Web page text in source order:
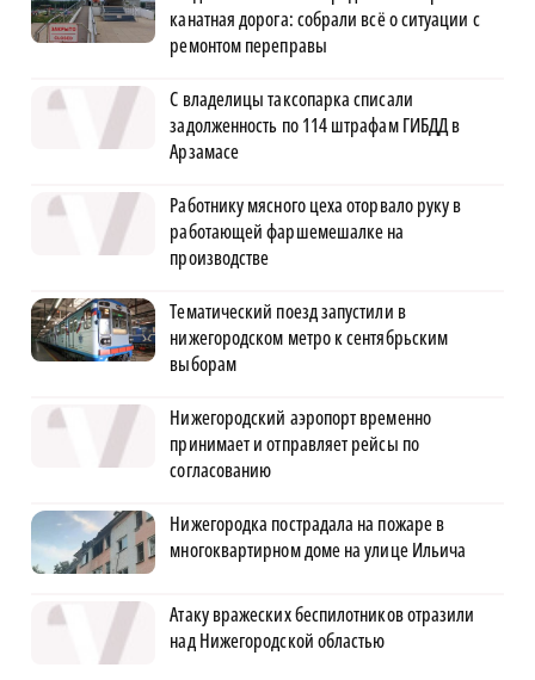
канатная дорога: собрали всё о ситуации с
ремонтом переправы
С владелицы таксопарка списали
задолженность по 114 штрафам ГИБДД в
Арзамасе
Работнику мясного цеха оторвало руку в
работающей фаршемешалке на
производстве
Тематический поезд запустили в
нижегородском метро к сентябрьским
выборам
Нижегородский аэропорт временно
принимает и отправляет рейсы по
согласованию
Нижегородка пострадала на пожаре в
многоквартирном доме на улице Ильича
Атаку вражеских беспилотников отразили
над Нижегородской областью